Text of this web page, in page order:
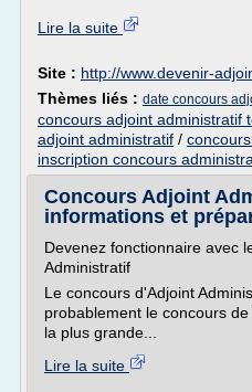
Lire la suite
Site : http://www.devenir-
Thèmes liés : date concours
concours adjoint administratif
adjoint administratif /
inscription concours
Concours Adjoint
informations et
Devenez fonctionnaire avec
Administratif
Le concours d'Adjoint
probablement le concours
la plus grande...
Lire la suite